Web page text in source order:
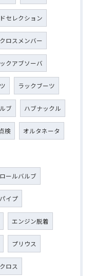
セレクション
クロスメンバー
クアブソーバ
ラックブーツ
ブ ハブナックル
検 オルタネータ
ールバルブ
イプ
エンジン脱着
プリウス
ロス